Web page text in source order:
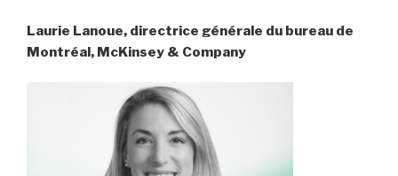
Laurie Lanoue, directrice générale du bureau de
Montréal, McKinsey & Company